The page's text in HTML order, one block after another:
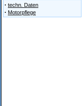
· techn. Daten
· Motorpflege